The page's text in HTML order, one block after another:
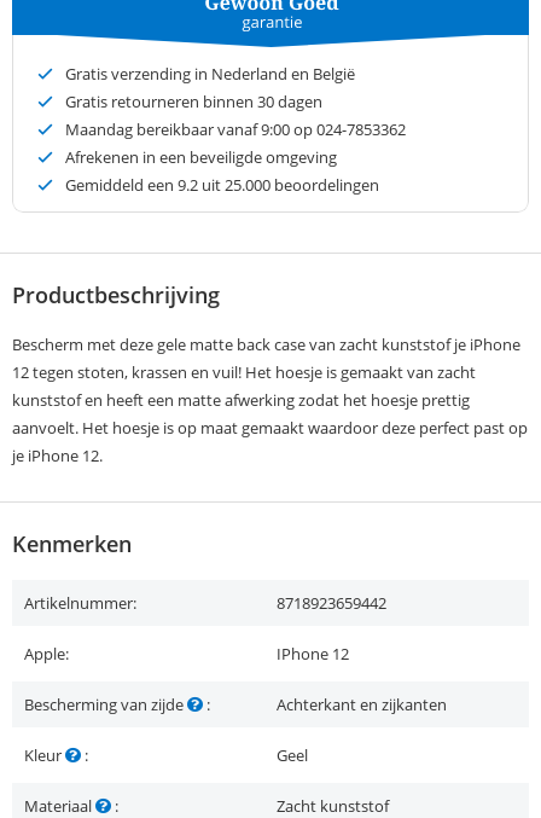
Gratis verzending in Nederland en België
Gratis retourneren binnen 30 dagen
Maandag bereikbaar vanaf 9:00 op 024-7853362
Afrekenen in een beveiligde omgeving
Gemiddeld een 9.2 uit 25.000 beoordelingen
Productbeschrijving
Bescherm met deze gele matte back case van zacht kunststof je iPhone
12 tegen stoten, krassen en vuil! Het hoesje is gemaakt van zacht
kunststof en heeft een matte afwerking zodat het hoesje prettig
aanvoelt. Het hoesje is op maat gemaakt waardoor deze perfect past op
je iPhone 12.
Kenmerken
Artikelnummer: 8718923659442
Apple: IPhone 12
Bescherming van zijde : Achterkant en zijkanten
Kleur : Geel
Materiaal : Zacht kunststof